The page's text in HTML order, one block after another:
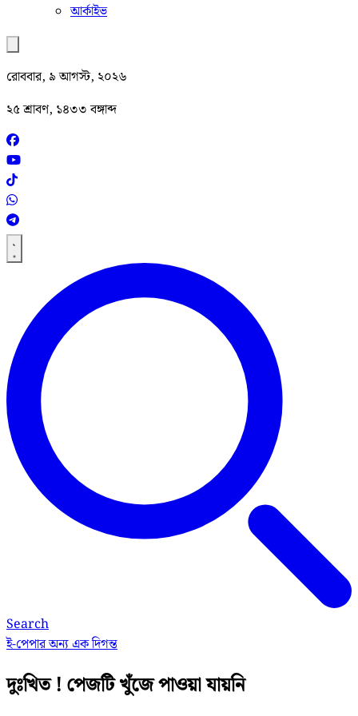
আর্কাইভ
রোববার, ৯ আগস্ট, ২০২৬
২৫ শ্রাবণ, ১৪৩৩ বঙ্গাব্দ
Search
ই-পেপারঅন্য এক দিগন্ত
দুঃখিত ! পেজটি খুঁজে পাওয়া যায়নি